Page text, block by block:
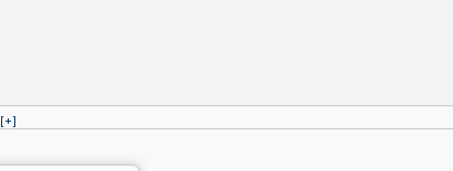
[+]